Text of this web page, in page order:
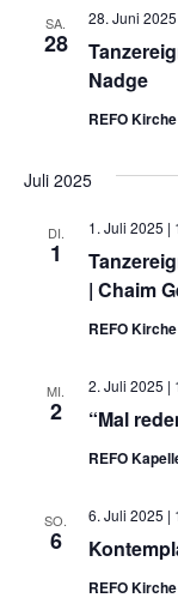
SA.
28
Nadge
28. Juni
REFO Kirche
Juli 2025
DI.
1
| Chaim
1. Juli 2025 |
REFO Kirche
MI.
2 “Mal
2. Juli 2025 |
REFO
SO.
6
6. Juli 2025 |
REFO Kirche